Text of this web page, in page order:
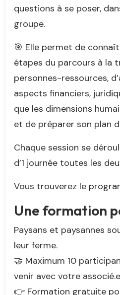
questions à se poser,
groupe.
🎯 Elle permet de
étapes du parcours à la
personnes-ressources,
aspects financiers,
que les dimensions
et de préparer son plan
Chaque session se
d’1 journée toutes les
Vous trouverez le
Une formation
Paysans et paysannes
leur ferme.
🤝 Maximum 10
venir avec votre
👉 Formation gratuite